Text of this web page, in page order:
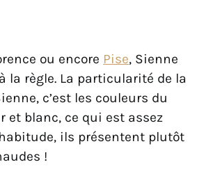
ou encore Pise, Sienne
la règle. La particularité de la
c’est les couleurs du
et blanc, ce qui est assez
ils présentent plutôt
!